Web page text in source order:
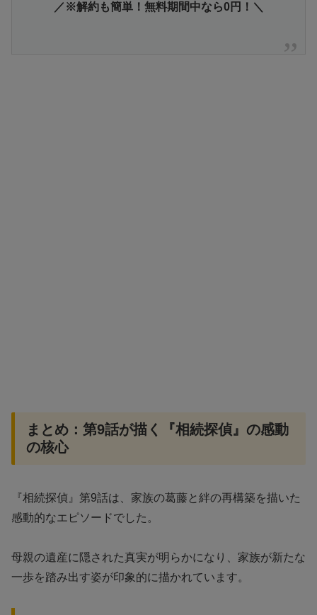
／※解約も簡単！無料期間中なら0円！＼
まとめ：第9話が描く『相続探偵』の感動
の核心
『相続探偵』第9話は、家族の葛藤と絆の再構築を描いた
感動的なエピソードでした。
母親の遺産に隠された真実が明らかになり、家族が新たな
一歩を踏み出す姿が印象的に描かれています。